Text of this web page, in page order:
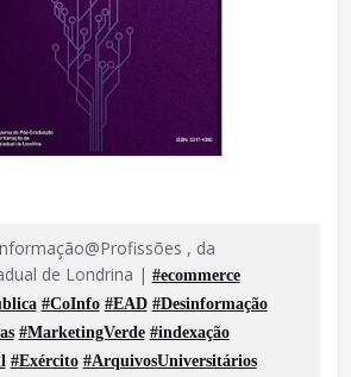
, da
de Londrina | #ecommerce
#CoInfo #EAD #Desinformação
#MarketingVerde #indexação
#Exército #ArquivosUniversitários